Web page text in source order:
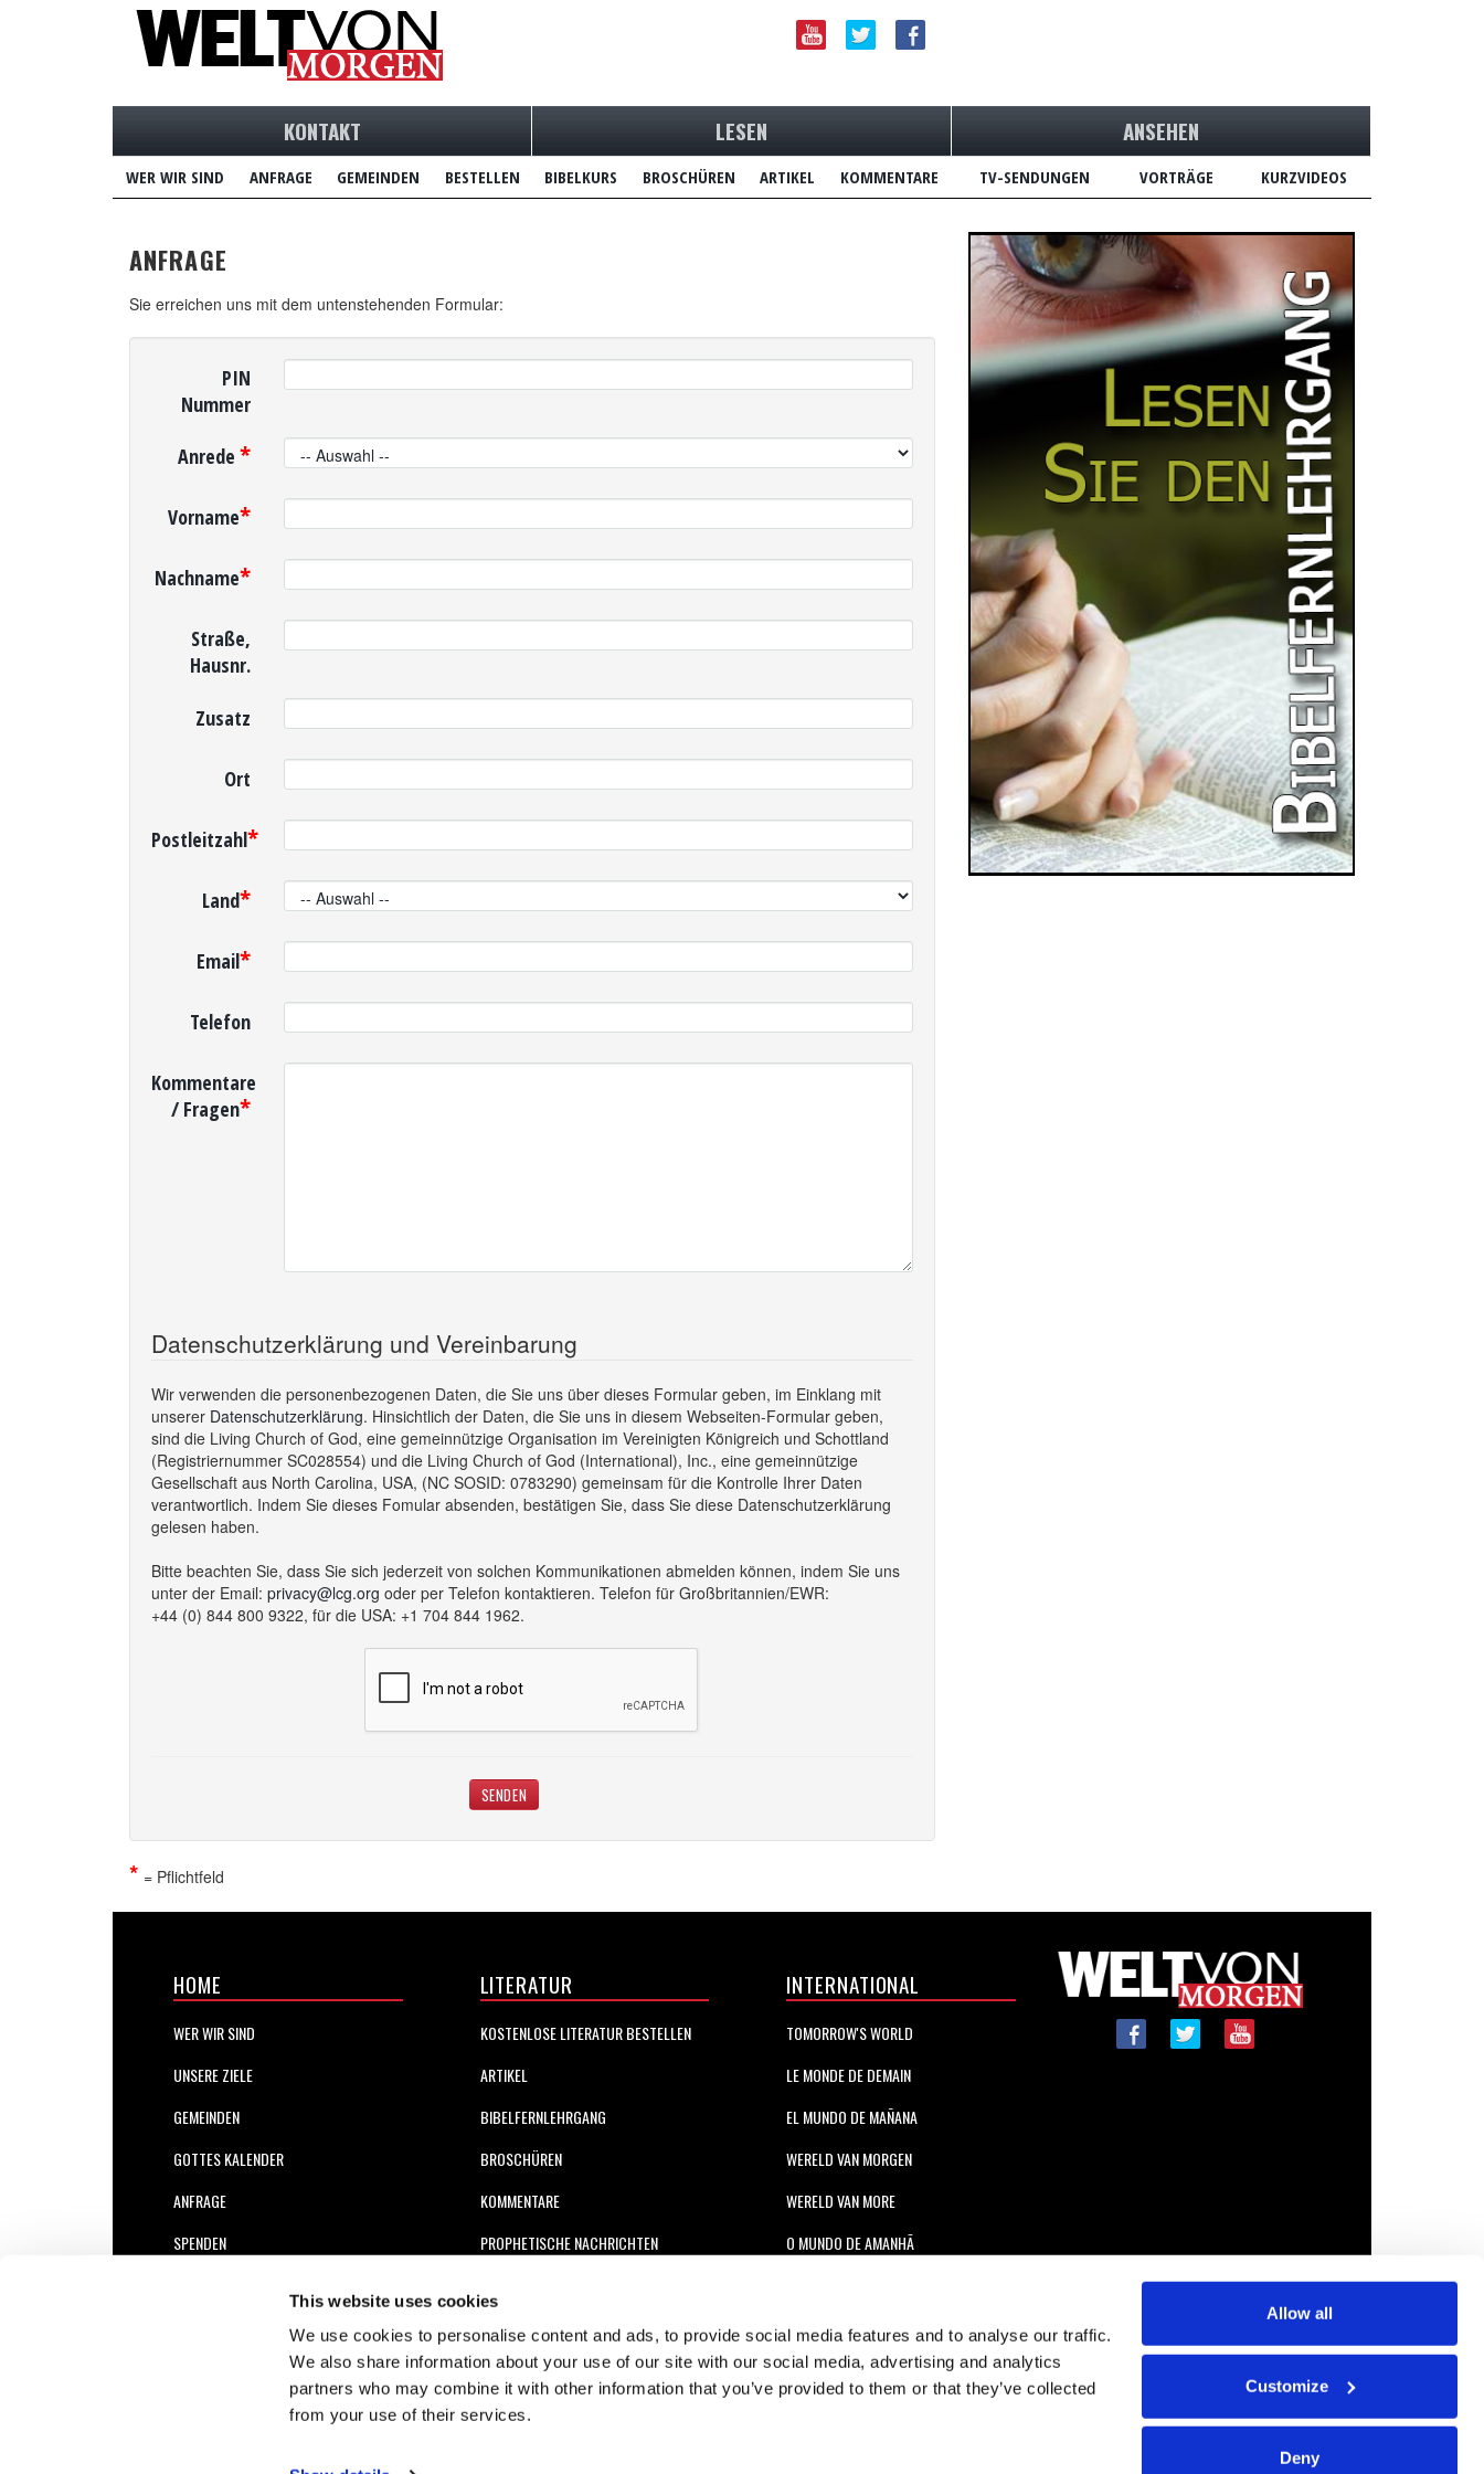
This website uses cookies
We use cookies to personalise content and ads, to provide social media features and to analyse our traffic.
We also share information about your use of our site with our social media, advertising and analytics
partners who may combine it with other information that you’ve provided to them or that they’ve collected
from your use of their services.
Allow all
Customize
Deny
KONTAKT
WER WIR SIND ANFRAGE GEMEINDEN BESTELLEN
LESEN
BIBELKURS BROSCHÜREN ARTIKEL KOMMENTARE
ANSEHEN
TV-SENDUNGEN VORTRÄGE KURZVIDEOS
ANFRAGE
Sie erreichen uns mit dem untenstehenden Formular:
PIN
Nummer
Anrede *
Vorname*
Nachname*
Straße,
Hausnr.
Zusatz
Ort
Postleitzahl*
Land*
Email*
Telefon
Kommentare
/ Fragen*
Datenschutzerklärung und Vereinbarung
Wir verwenden die personenbezogenen Daten, die Sie uns über dieses Formular geben, im Einklang mit
unserer Datenschutzerklärung. Hinsichtlich der Daten, die Sie uns in diesem Webseiten-Formular geben,
sind die Living Church of God, eine gemeinnützige Organisation im Vereinigten Königreich und Schottland
(Registriernummer SC028554) und die Living Church of God (International), Inc., eine gemeinnützige
Gesellschaft aus North Carolina, USA, (NC SOSID: 0783290) gemeinsam für die Kontrolle Ihrer Daten
verantwortlich. Indem Sie dieses Fomular absenden, bestätigen Sie, dass Sie diese Datenschutzerklärung
gelesen haben.
Bitte beachten Sie, dass Sie sich jederzeit von solchen Kommunikationen abmelden können, indem Sie uns
unter der Email: privacy@lcg.org oder per Telefon kontaktieren. Telefon für Großbritannien/EWR:
+44 (0) 844 800 9322, für die USA: +1 704 844 1962.
* = Pflichtfeld
HOME
WER WIR SIND
UNSERE ZIELE
GEMEINDEN
GOTTES KALENDER
ANFRAGE
SPENDEN
PODCASTS (ENGLISCH)
LITERATUR
KOSTENLOSE LITERATUR BESTELLEN
ARTIKEL
BIBELFERNLEHRGANG
BROSCHÜREN
KOMMENTARE
PROPHETISCHE NACHRICHTEN
INTERNATIONAL
TOMORROW'S WORLD
LE MONDE DE DEMAIN
EL MUNDO DE MAÑANA
WERELD VAN MORGEN
WERELD VAN MORE
O MUNDO DE AMANHÃ
未来世界
עולם המחר